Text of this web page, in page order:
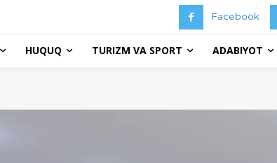
Facebook
HUQUQ TURIZM VA SPORT ADABIYOT